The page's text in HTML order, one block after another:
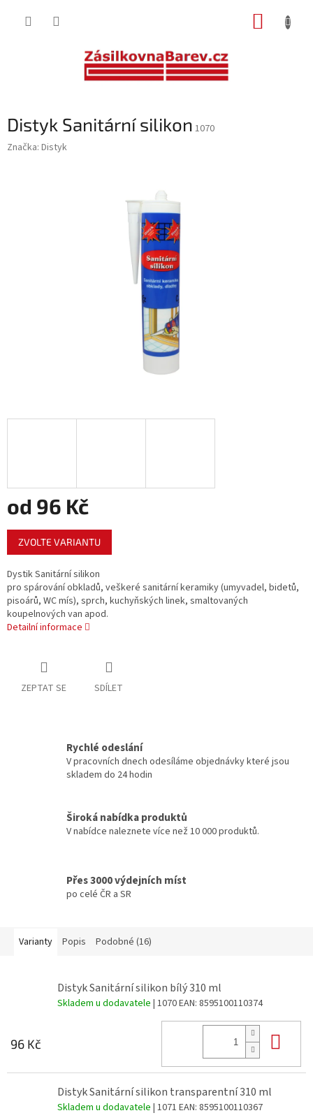
Distyk Sanitární silikon 1070
Značka: Distyk
od 96 Kč
Měrná
cena:
ZVOLTE VARIANTU
Dystik Sanitární silikon
pro spárování obkladů, veškeré sanitární keramiky (umyvadel, bidetů,
pisoárů, WC mís), sprch, kuchyňských linek, smaltovaných
koupelnových van apod.
Detailní informace
ZEPTAT SE SDÍLET
Rychlé odeslání
V pracovních dnech odesíláme objednávky které jsou
skladem do 24 hodin
Široká nabídka produktů
V nabídce naleznete více než 10 000 produktů.
Přes 3000 výdejních míst
po celé ČR a SR
Varianty Popis Podobné (16)
Distyk Sanitární silikon bílý 310 ml
Skladem u dodavatele | 1070EAN: 8595100110374
96 Kč
Distyk Sanitární silikon transparentní 310 ml
Skladem u dodavatele | 1071 EAN: 8595100110367